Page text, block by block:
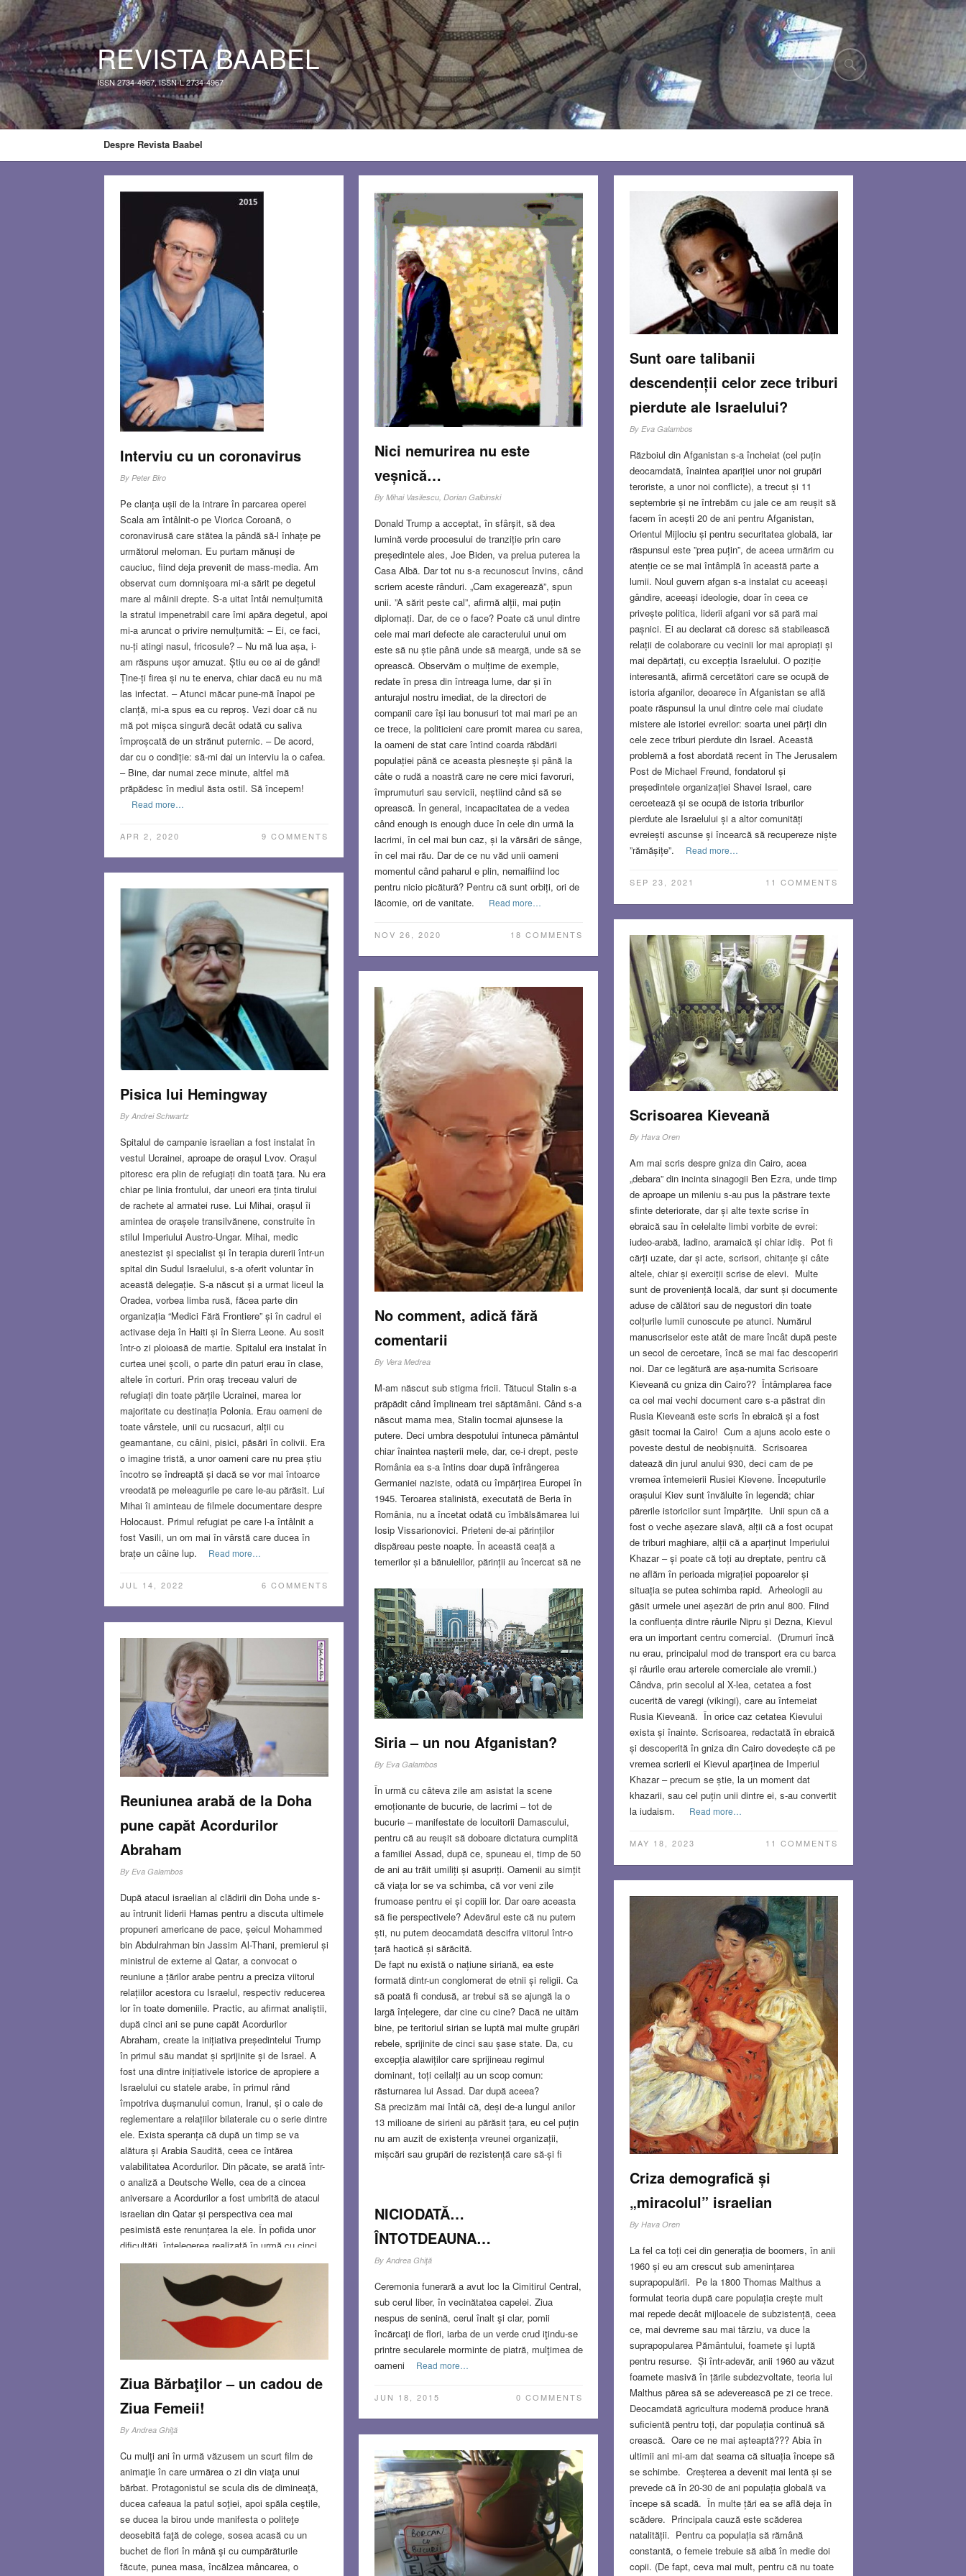
REVISTA BAABEL
ISSN 2734-4967, ISSN-L 2734-4967
Despre Revista Baabel
Interviu cu un coronavirus
By Peter Biro
Pe clanța ușii de la intrare în parcarea operei
Scala am întâlnit-o pe Viorica Coroană, o
coronavirusă care stătea la pândă să-l înhațe pe
următorul meloman. Eu purtam mănuși de
cauciuc, fiind deja prevenit de mass-media. Am
observat cum domnișoara mi-a sărit pe degetul
mare al mâinii drepte. S-a uitat întâi nemulțumită
la stratul impenetrabil care îmi apăra degetul, apoi
mi-a aruncat o privire nemulțumită: – Ei, ce faci,
nu-ți atingi nasul, fricosule? – Nu mă lua așa, i-
am răspuns ușor amuzat. Știu eu ce ai de gând!
Ține-ți firea și nu te enerva, chiar dacă eu nu mă
las infectat. – Atunci măcar pune-mă înapoi pe
clanță, mi-a spus ea cu reproș. Vezi doar că nu
mă pot mișca singură decât odată cu saliva
împroșcată de un strănut puternic. – De acord,
dar cu o condiție: să-mi dai un interviu la o cafea.
– Bine, dar numai zece minute, altfel mă
prăpădesc în mediul ăsta ostil. Să începem!
Read more…
APR 2, 2020 9 COMMENTS
Nici nemurirea nu este
veșnică…
By Mihai Vasilescu, Dorian Galbinski
Donald Trump a acceptat, în sfârșit, să dea
lumină verde procesului de tranziție prin care
președintele ales, Joe Biden, va prelua puterea la
Casa Albă. Dar tot nu s-a recunoscut învins, când
scriem aceste rânduri. „Cam exagerează”, spun
unii. ”A sărit peste cal”, afirmă alții, mai puțin
diplomați. Dar, de ce o face? Poate că unul dintre
cele mai mari defecte ale caracterului unui om
este să nu știe până unde să meargă, unde să se
oprească. Observăm o mulțime de exemple,
redate în presa din întreaga lume, dar și în
anturajul nostru imediat, de la directori de
companii care își iau bonusuri tot mai mari pe an
ce trece, la politicieni care promit marea cu sarea,
la oameni de stat care întind coarda răbdării
populației până ce aceasta plesnește și până la
câte o rudă a noastră care ne cere mici favoruri,
împrumuturi sau servicii, neștiind când să se
oprească. În general, incapacitatea de a vedea
când enough is enough duce în cele din urmă la
lacrimi, în cel mai bun caz, și la vărsări de sânge,
în cel mai rău. Dar de ce nu văd unii oameni
momentul când paharul e plin, nemaifiind loc
pentru nicio picătură? Pentru că sunt orbiți, ori de
lăcomie, ori de vanitate.
Read more…
NOV 26, 2020 18 COMMENTS
Sunt oare talibanii
descendenții celor zece triburi
pierdute ale Israelului?
By Eva Galambos
Războiul din Afganistan s-a încheiat (cel puțin
deocamdată, înaintea apariției unor noi grupări
teroriste, a unor noi conflicte), a trecut și 11
septembrie și ne întrebăm cu jale ce am reușit să
facem în acești 20 de ani pentru Afganistan,
Orientul Mijlociu și pentru securitatea globală, iar
răspunsul este ”prea puțin”, de aceea urmărim cu
atenție ce se mai întâmplă în această parte a
lumii. Noul guvern afgan s-a instalat cu aceeași
gândire, aceeași ideologie, doar în ceea ce
privește politica, liderii afgani vor să pară mai
pașnici. Ei au declarat că doresc să stabilească
relații de colaborare cu vecinii lor mai apropiați și
mai depărtați, cu excepția Israelului. O poziție
interesantă, afirmă cercetători care se ocupă de
istoria afganilor, deoarece în Afganistan se află
poate răspunsul la unul dintre cele mai ciudate
mistere ale istoriei evreilor: soarta unei părți din
cele zece triburi pierdute din Israel. Această
problemă a fost abordată recent în The Jerusalem
Post de Michael Freund, fondatorul și
președintele organizației Shavei Israel, care
cercetează și se ocupă de istoria triburilor
pierdute ale Israelului și a altor comunități
evreiești ascunse și încearcă să recupereze niște
”rămășițe”.
Read more…
SEP 23, 2021 11 COMMENTS
Pisica lui Hemingway
By Andrei Schwartz
Spitalul de campanie israelian a fost instalat în
vestul Ucrainei, aproape de orașul Lvov. Orașul
pitoresc era plin de refugiați din toată țara. Nu era
chiar pe linia frontului, dar uneori era ținta tirului
de rachete al armatei ruse. Lui Mihai, orașul îi
amintea de orașele transilvănene, construite în
stilul Imperiului Austro-Ungar. Mihai, medic
anestezist și specialist și în terapia durerii într-un
spital din Sudul Israelului, s-a oferit voluntar în
această delegație. S-a născut și a urmat liceul la
Oradea, vorbea limba rusă, făcea parte din
organizația “Medici Fără Frontiere” și în cadrul ei
activase deja în Haiti și în Sierra Leone. Au sosit
într-o zi ploioasă de martie. Spitalul era instalat în
curtea unei școli, o parte din paturi erau în clase,
altele în corturi. Prin oraș treceau valuri de
refugiați din toate părțile Ucrainei, marea lor
majoritate cu destinația Polonia. Erau oameni de
toate vârstele, unii cu rucsacuri, alții cu
geamantane, cu câini, pisici, păsări în colivii. Era
o imagine tristă, a unor oameni care nu prea știu
încotro se îndreaptă și dacă se vor mai întoarce
vreodată pe meleagurile pe care le-au părăsit. Lui
Mihai îi aminteau de filmele documentare despre
Holocaust. Primul refugiat pe care l-a întâlnit a
fost Vasili, un om mai în vârstă care ducea în
brațe un câine lup.
Read more…
JUL 14, 2022 6 COMMENTS
Scrisoarea Kieveană
By Hava Oren
Am mai scris despre gniza din Cairo, acea
„debara” din incinta sinagogii Ben Ezra, unde timp
de aproape un mileniu s-au pus la păstrare texte
sfinte deteriorate, dar și alte texte scrise în
ebraică sau în celelalte limbi vorbite de evrei:
iudeo-arabă, ladino, aramaică și chiar idiș. Pot fi
cărți uzate, dar și acte, scrisori, chitanțe și câte
altele, chiar și exerciții scrise de elevi. Multe
sunt de proveniență locală, dar sunt și documente
aduse de călători sau de negustori din toate
colțurile lumii cunoscute pe atunci. Numărul
manuscriselor este atât de mare încât după peste
un secol de cercetare, încă se mai fac descoperiri
noi. Dar ce legătură are așa-numita Scrisoare
Kieveană cu gniza din Cairo?? Întâmplarea face
ca cel mai vechi document care s-a păstrat din
Rusia Kieveană este scris în ebraică și a fost
găsit tocmai la Cairo! Cum a ajuns acolo este o
poveste destul de neobișnuită. Scrisoarea
datează din jurul anului 930, deci cam de pe
vremea întemeierii Rusiei Kievene. Începuturile
orașului Kiev sunt învăluite în legendă; chiar
părerile istoricilor sunt împărțite. Unii spun că a
fost o veche așezare slavă, alții că a fost ocupat
de triburi maghiare, alții că a aparținut Imperiului
Khazar – și poate că toți au dreptate, pentru că
ne aflăm în perioada migrației popoarelor și
situația se putea schimba rapid. Arheologii au
găsit urmele unei așezări de prin anul 800. Fiind
la confluența dintre râurile Nipru și Dezna, Kievul
era un important centru comercial. (Drumuri încă
nu erau, principalul mod de transport era cu barca
și râurile erau arterele comerciale ale vremii.)
Cândva, prin secolul al X-lea, cetatea a fost
cucerită de varegi (vikingi), care au întemeiat
Rusia Kieveană. În orice caz cetatea Kievului
exista și înainte. Scrisoarea, redactată în ebraică
și descoperită în gniza din Cairo dovedește că pe
vremea scrierii ei Kievul aparținea de Imperiul
Khazar – precum se știe, la un moment dat
khazarii, sau cel puțin unii dintre ei, s-au convertit
la iudaism.
Read more…
MAY 18, 2023 11 COMMENTS
No comment, adică fără
comentarii
By Vera Medrea
M-am născut sub stigma fricii. Tătucul Stalin s-a
prăpădit când împlineam trei săptămâni. Când s-a
născut mama mea, Stalin tocmai ajunsese la
putere. Deci umbra despotului întuneca pământul
chiar înaintea nașterii mele, dar, ce-i drept, peste
România ea s-a întins doar după înfrângerea
Germaniei naziste, odată cu împărțirea Europei în
1945. Teroarea stalinistă, executată de Beria în
România, nu a încetat odată cu îmbălsămarea lui
Iosip Vissarionovici. Prieteni de-ai părinților
dispăreau peste noapte. În această ceață a
temerilor și a bănuielilor, părinții au încercat să ne
în șoaptă despre orice fel de nemulțumiri. Mai
mult, locuiam în comun cu familia unui ofițer de
securitate. Mă întreb cum a reușit mama, care la
doi ani după venirea mea pe lume a divorțat,
rămânând pentru o vreme singură cu mine și
lucrând în același timp, să-și păstreze încrederea
în omenire și să mi-o insufle și mie. Da, mama
era un fel de eroină modernă. M-a instruit să nu
povestesc în afara casei ceea ce se spunea sau
se gândea. Trăiam, cum mulți o știu, o viață
dublă. Ce povară pentru sufletul curat al unui
copil, căruia i se spune că nu e bine să minți, că
cinstea e un lucru valoros! Cum prelucrezi dubla
injoncțiune?
31 COMMENTS
Siria – un nou Afganistan?
By Eva Galambos
În urmă cu câteva zile am asistat la scene
emoționante de bucurie, de lacrimi – tot de
bucurie – manifestate de locuitorii Damascului,
pentru că au reușit să doboare dictatura cumplită
a familiei Assad, după ce, spuneau ei, timp de 50
de ani au trăit umiliți și asupriți. Oamenii au simțit
că viața lor se va schimba, că vor veni zile
frumoase pentru ei și copiii lor. Dar oare aceasta
să fie perspectivele? Adevărul este că nu putem
ști, nu putem deocamdată descifra viitorul într-o
țară haotică și sărăcită.
De fapt nu există o națiune siriană, ea este
formată dintr-un conglomerat de etnii și religii. Ca
să poată fi condusă, ar trebui să se ajungă la o
largă înțelegere, dar cine cu cine? Dacă ne uităm
bine, pe teritoriul sirian se luptă mai multe grupări
rebele, sprijinite de cinci sau șase state. Da, cu
excepția alawiților care sprijineau regimul
dominant, toți ceilalți au un scop comun:
răsturnarea lui Assad. Dar după aceea?
Să precizăm mai întâi că, deși de-a lungul anilor
13 milioane de sirieni au părăsit țara, eu cel puțin
nu am auzit de existența vreunei organizații,
mișcări sau grupări de rezistență care să-și fi
comun.
Read more…
Reuniunea arabă de la Doha
pune capăt Acordurilor
Abraham
By Eva Galambos
După atacul israelian al clădirii din Doha unde s-
au întrunit liderii Hamas pentru a discuta ultimele
propuneri americane de pace, șeicul Mohammed
bin Abdulrahman bin Jassim Al-Thani, premierul și
ministrul de externe al Qatar, a convocat o
reuniune a țărilor arabe pentru a preciza viitorul
relațiilor acestora cu Israelul, respectiv reducerea
lor în toate domeniile. Practic, au afirmat analiștii,
după cinci ani se pune capăt Acordurilor
Abraham, create la inițiativa președintelui Trump
în primul său mandat și sprijinite și de Israel. A
fost una dintre inițiativele istorice de apropiere a
Israelului cu statele arabe, în primul rând
împotriva dușmanului comun, Iranul, și o cale de
reglementare a relațiilor bilaterale cu o serie dintre
ele. Exista speranța că după un timp se va
alătura și Arabia Saudită, ceea ce întărea
valabilitatea Acordurilor. Din păcate, se arată într-
o analiză a Deutsche Welle, cea de a cincea
aniversare a Acordurilor a fost umbrită de atacul
israelian din Qatar și perspectiva cea mai
pesimistă este renunțarea la ele. În pofida unor
dificultăți, înțelegerea realizată în urmă cu cinci
ani cu ajutorul SUA a rezistat și exista opinia că
întărirea ei ar fi cel mai eficient mijloc de a
combate ura și terorismul care au dus la acțiunile
Hamas din octombrie 2023.
Read more…
SEP 18, 2025 10 COMMENTS
Criza demografică și
„miracolul” israelian
By Hava Oren
La fel ca toți cei din generația de boomers, în anii
1960 și eu am crescut sub amenințarea
suprapopulării. Pe la 1800 Thomas Malthus a
formulat teoria după care populația crește mult
mai repede decât mijloacele de subzistență, ceea
ce, mai devreme sau mai târziu, va duce la
suprapopularea Pământului, foamete și luptă
pentru resurse. Și într-adevăr, anii 1960 au văzut
foamete masivă în țările subdezvoltate, teoria lui
Malthus părea să se adeverească pe zi ce trece.
Deocamdată agricultura modernă produce hrană
suficientă pentru toți, dar populația continuă să
crească. Oare ce ne mai așteaptă??? Abia în
ultimii ani mi-am dat seama că situația începe să
se schimbe. Creșterea a devenit mai lentă și se
prevede că în 20-30 de ani populația globală va
începe să scadă. În multe țări ea se află deja în
scădere. Principala cauză este scăderea
natalității. Pentru ca populația să rămână
constantă, o femeie trebuie să aibă în medie doi
copii. (De fapt, ceva mai mult, pentru că nu toate
NICIODATĂ…
ÎNTOTDEAUNA…
By Andrea Ghiţă
Ceremonia funerară a avut loc la Cimitirul Central,
sub cerul liber, în vecinătatea capelei. Ziua
nespus de senină, cerul înalt şi clar, pomii
încărcaţi de flori, iarba de un verde crud iţindu-se
printre secularele morminte de piatră, mulţimea de
oameni
Read more…
JUN 18, 2015 0 COMMENTS
Ziua Bărbaţilor – un cadou de
Ziua Femeii!
By Andrea Ghiţă
Cu mulţi ani în urmă văzusem un scurt film de
animaţie în care urmărea o zi din viaţa unui
bărbat. Protagonistul se scula dis de dimineaţă,
ducea cafeaua la patul soţiei, apoi spăla ceştile,
se ducea la birou unde manifesta o politeţe
deosebită faţă de colege, sosea acasă cu un
buchet de flori în mână şi cu cumpărăturile
făcute, punea masa, încălzea mâncarea, o